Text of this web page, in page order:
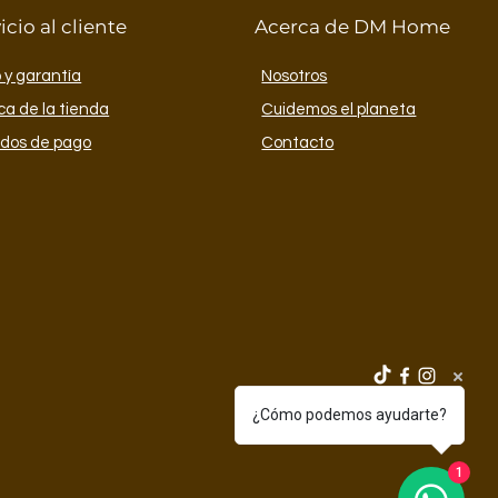
pueden variar. Solo se incluye
al cliente
y garantía
de la tienda
de pago
Acerca de DM Home
Nosotros
Cuidemos el planeta
Contacto
¿Cómo podemos ayudarte?
1